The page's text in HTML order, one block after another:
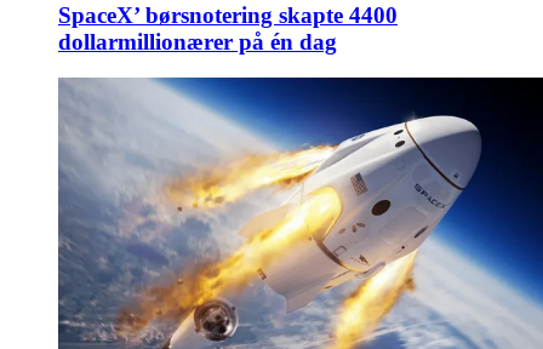
SpaceX’ børsnotering skapte 4400
dollarmillionærer på én dag